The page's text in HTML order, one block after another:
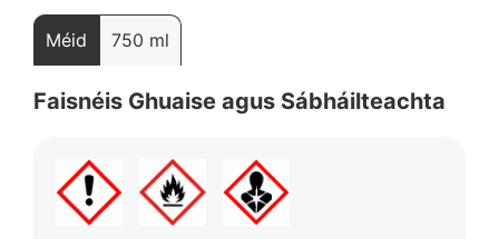
Méid 750 ml
Faisnéis Ghuaise agus Sábháilteachta